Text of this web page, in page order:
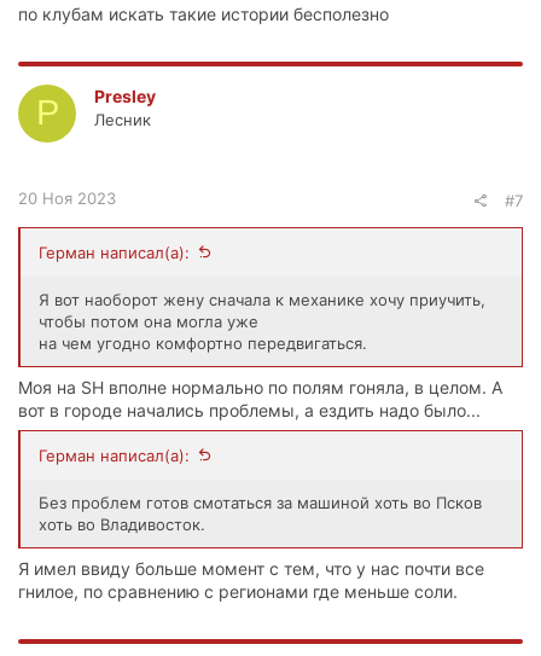
по клубам искать такие истории бесполезно
P Presley
Лесник
20 Ноя 2023 #7
Герман написал(а):
Я вот наоборот жену сначала к механике хочу приучить,
чтобы потом она могла уже
на чем угодно комфортно передвигаться.
Моя на SH вполне нормально по полям гоняла, в целом. А
вот в городе начались проблемы, а ездить надо было...
Герман написал(а):
Без проблем готов смотаться за машиной хоть во Псков
хоть во Владивосток.
Я имел ввиду больше момент с тем, что у нас почти все
гнилое, по сравнению с регионами где меньше соли.